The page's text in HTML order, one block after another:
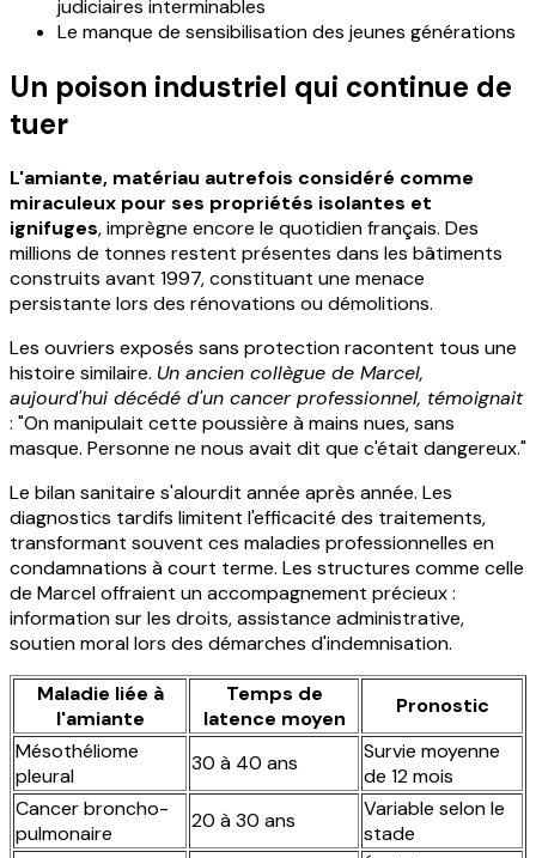
judiciaires interminables
Le manque de sensibilisation des jeunes générations
Un poison industriel qui continue de
tuer
L'amiante, matériau autrefois considéré comme
miraculeux pour ses propriétés isolantes et
ignifuges, imprègne encore le quotidien français. Des
millions de tonnes restent présentes dans les bâtiments
construits avant 1997, constituant une menace
persistante lors des rénovations ou démolitions.
Les ouvriers exposés sans protection racontent tous une
histoire similaire. Un ancien collègue de Marcel,
aujourd'hui décédé d'un cancer professionnel, témoignait
: "On manipulait cette poussière à mains nues, sans
masque. Personne ne nous avait dit que c'était dangereux."
Le bilan sanitaire s'alourdit année après année. Les
diagnostics tardifs limitent l'efficacité des traitements,
transformant souvent ces maladies professionnelles en
condamnations à court terme. Les structures comme celle
de Marcel offraient un accompagnement précieux :
information sur les droits, assistance administrative,
soutien moral lors des démarches d'indemnisation.
Maladie liée à
l'amiante
Temps de
latence moyen
Pronostic
Mésothéliome
pleural
30 à 40 ans
Survie moyenne
de 12 mois
Cancer broncho-
pulmonaire
20 à 30 ans
Variable selon le
stade